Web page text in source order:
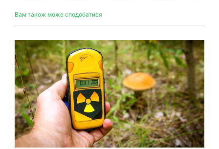
Вам також може сподобатися